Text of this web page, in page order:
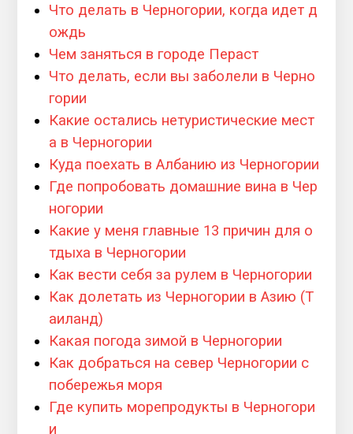
Что делать в Черногории, когда идет д
ождь
Чем заняться в городе Пераст
Что делать, если вы заболели в Черно
гории
Какие остались нетуристические мест
а в Черногории
Куда поехать в Албанию из Черногории
Где попробовать домашние вина в Чер
ногории
Какие у меня главные 13 причин для о
тдыха в Черногории
Как вести себя за рулем в Черногории
Как долетать из Черногории в Азию (Т
аиланд)
Какая погода зимой в Черногории
Как добраться на север Черногории с
побережья моря
Где купить морепродукты в Черногори
и